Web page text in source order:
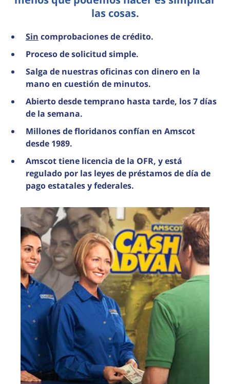
las cosas.
Sin comprobaciones de crédito.
Proceso de solicitud simple.
Salga de nuestras oficinas con dinero en la
mano en cuestión de minutos.
Abierto desde temprano hasta tarde, los 7 días
de la semana.
Millones de floridanos confían en Amscot
desde 1989.
Amscot tiene licencia de la OFR, y está
regulado por las leyes de préstamos de día de
pago estatales y federales.